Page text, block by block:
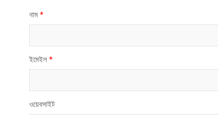
নাম *
ইমেইল *
ওয়েবসাইট